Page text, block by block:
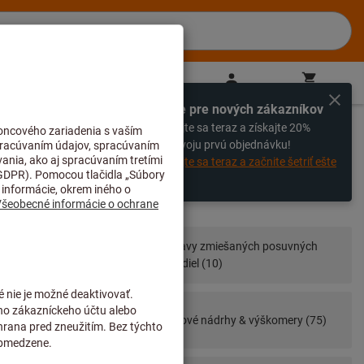
% Výhradne pre nových zákazníkov
Zaregistrujte sa teraz a získajte 20%
zľavu na svoju prvú objednávku!
Zaregistrujte sa teraz a začnite šetriť ešte
dnes!
Súpravy zmiešaných posuvných
meradiel (10)
Výškové nádrhy & výškomery (75)